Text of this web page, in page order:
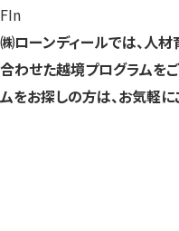
FIn
㈱ローンディールでは、人
合わせた越境プログラムを
ムをお探しの方は、お気軽に